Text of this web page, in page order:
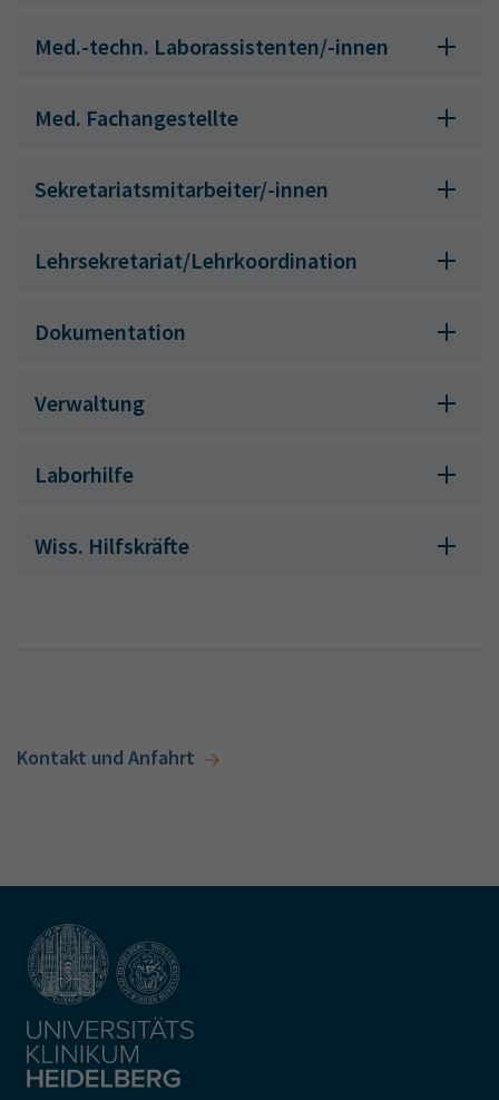
Med.-techn. Laborassistenten/-innen
Med. Fachangestellte
Sekretariatsmitarbeiter/-innen
Lehrsekretariat/Lehrkoordination
Dokumentation
Verwaltung
Laborhilfe
Wiss. Hilfskräfte
Kontakt und Anfahrt